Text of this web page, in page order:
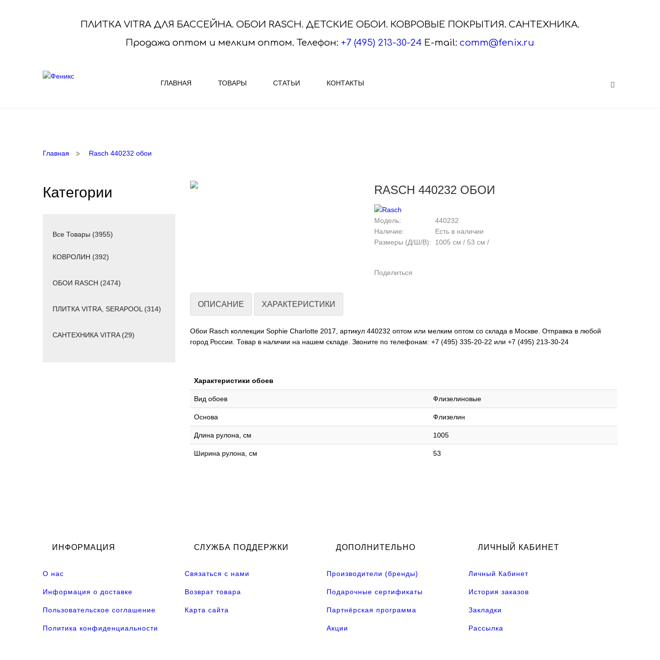
ПЛИТКА VITRA ДЛЯ БАССЕЙНА. ОБОИ RASCH. ДЕТСКИЕ ОБОИ. КОВРОВЫЕ ПОКРЫТИЯ. САНТЕХНИКА.
Продажа оптом и мелким оптом. Телефон: +7 (495) 213-30-24 E-mail: comm@fenix.ru
ГЛАВНАЯ ТОВАРЫ
купите его у нас со склада или под заказ
СТАТЬИ КОНТАКТЫ
Главная Rasch 440232 обои
Категории
Все Товары (3955)
КОВРОЛИН (392)
ОБОИ RASCH (2474)
ПЛИТКА VITRA, SERAPOOL (314)
САНТЕХНИКА VITRA (29)
RASCH 440232 ОБОИ
Модель:
440232
Наличие:
Есть в наличии
Размеры (Д/Ш/В):
1005 см / 53 см /
Поделиться
ОПИСАНИЕ ХАРАКТЕРИСТИКИ
Обои Rasch коллекции Sophie Charlotte 2017, артикул 440232 оптом или мелким оптом со склада в Москве. Отправка в любой
город России. Товар в наличии на нашем складе. Звоните по телефонам: +7 (495) 335-20-22 или +7 (495) 213-30-24
Характеристики обоев
Вид обоев Флизелиновые
Основа Флизелин
Длина рулона, см 1005
Ширина рулона, см 53
ИНФОРМАЦИЯ
О нас
Информация о доставке
Пользовательское соглашение
Политика конфиденциальности
СЛУЖБА ПОДДЕРЖКИ
Связаться с нами
Возврат товара
Карта сайта
ДОПОЛНИТЕЛЬНО
Производители (бренды)
Подарочные сертификаты
Партнёрская программа
Акции
ЛИЧНЫЙ КАБИНЕТ
Личный Кабинет
История заказов
Закладки
Рассылка